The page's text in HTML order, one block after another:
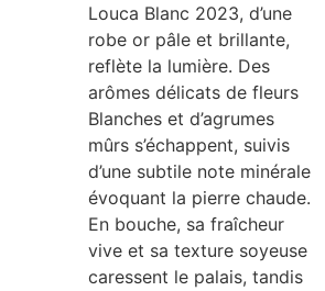
Louca Blanc 2023, d’une
robe or pâle et brillante,
reflète la lumière. Des
arômes délicats de fleurs
Blanches et d’agrumes
mûrs s’échappent, suivis
d’une subtile note minérale
évoquant la pierre chaude.
En bouche, sa fraîcheur
vive et sa texture soyeuse
caressent le palais, tandis